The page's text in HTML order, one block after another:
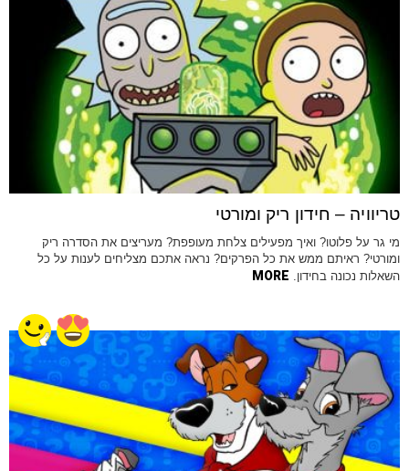
טריוויה – חידון ריק ומורטי
מי גר על פלוטו? ואיך מפעילים צלחת מעופפת? מעריצים את הסדרה ריק
ומורטי? ראיתם ממש את כל הפרקים? נראה אתכם מצליחים לענות על כל
השאלות נכונה בחידון. MORE